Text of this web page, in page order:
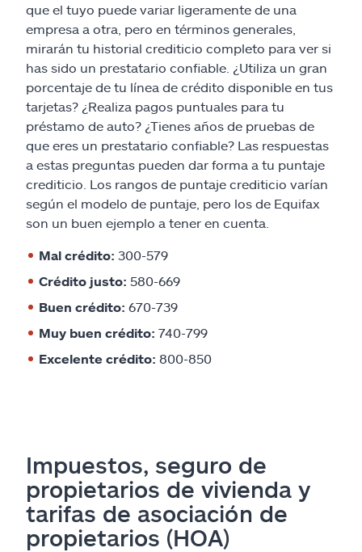
que el tuyo puede variar ligeramente de una
empresa a otra, pero en términos generales,
mirarán tu historial crediticio completo para ver si
has sido un prestatario confiable. ¿Utiliza un gran
porcentaje de tu línea de crédito disponible en tus
tarjetas? ¿Realiza pagos puntuales para tu
préstamo de auto? ¿Tienes años de pruebas de
que eres un prestatario confiable? Las respuestas
a estas preguntas pueden dar forma a tu puntaje
crediticio. Los rangos de puntaje crediticio varían
según el modelo de puntaje, pero los de Equifax
son un buen ejemplo a tener en cuenta.
Mal crédito: 300-579
Crédito justo: 580-669
Buen crédito: 670-739
Muy buen crédito: 740-799
Excelente crédito: 800-850
Impuestos, seguro de
propietarios de vivienda y
tarifas de asociación de
propietarios (HOA)